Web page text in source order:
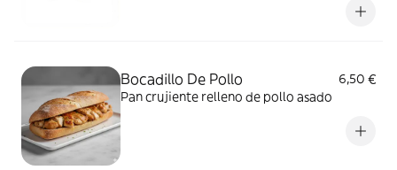
Bocadillo De Pollo
6,50 €
Pan crujiente relleno de pollo asado